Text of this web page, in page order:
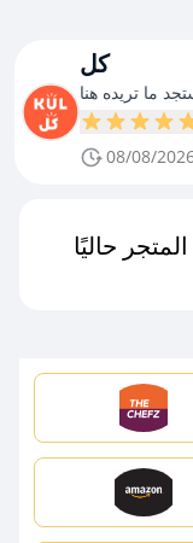
كل